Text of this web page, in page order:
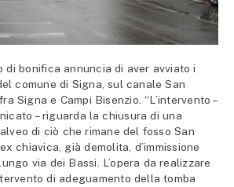
di bonifica annuncia di aver avviato i
comune di Signa, sul canale San
Signa e Campi Bisenzio. “L’intervento –
– riguarda la chiusura di una
di ciò che rimane del fosso San
chiavica, già demolita, d’immissione
via dei Bassi. L’opera da realizzare
di adeguamento della tomba